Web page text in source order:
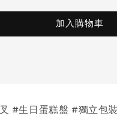
加入購物車
#生日蛋糕盤 #獨立包